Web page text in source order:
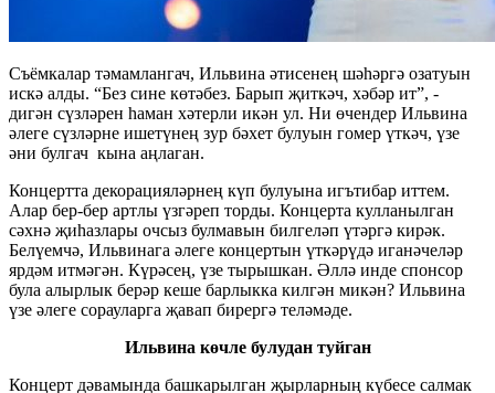
Съёмкалар тәмамлангач, Ильвина әтисенең шәһәргә озатуын
искә алды. “Без сине көтәбез. Барып җиткәч, хәбәр ит”, -
дигән сүзләрен һаман хәтерли икән ул. Ни өчендер Ильвина
әлеге сүзләрне ишетүнең зур бәхет булуын гомер үткәч, үзе
әни булгач кына аңлаган.
Концертта декорацияләрнең күп булуына игътибар иттем.
Алар бер-бер артлы үзгәреп торды. Концерта кулланылган
сәхнә җиһазлары очсыз булмавын билгеләп үтәргә кирәк.
Белүемчә, Ильвинага әлеге концертын үткәрүдә иганәчеләр
ярдәм итмәгән. Күрәсең, үзе тырышкан. Әллә инде спонсор
була алырлык берәр кеше барлыкка килгән микән? Ильвина
үзе әлеге сорауларга җавап бирергә теләмәде.
Ильвина көчле булудан туйган
Концерт дәвамында башкарылган җырларның күбесе салмак